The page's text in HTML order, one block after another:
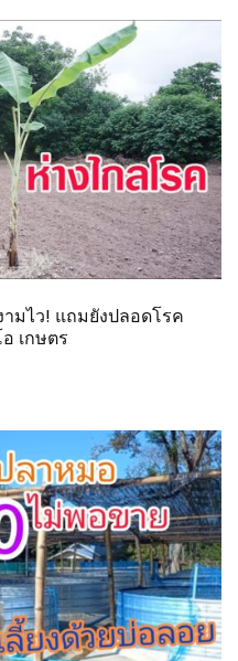
มไว! แถมยังปลอดโรค
เกษตร